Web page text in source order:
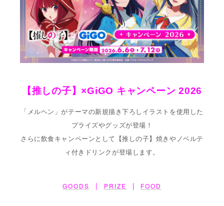
【推しの子】×GiGO キャンペーン 2026
「メルヘン」がテーマの新規描き下ろしイラストを使用した
プライズやグッズが登場！
さらに飲食キャンペーンとして【推しの子】焼きや ノベルテ
ィ付きドリンクが登場します。
GOODS | PRIZE | FOOD